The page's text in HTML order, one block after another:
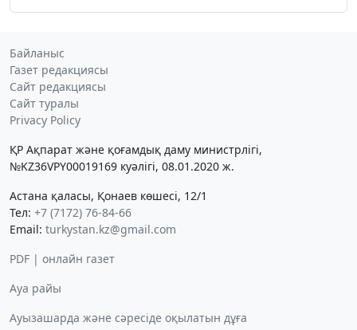
Байланыс
Газет редакциясы
Сайт редакциясы
Сайт туралы
Privacy Policy
ҚР Ақпарат және қоғамдық даму министрлігі,
№KZ36VPY00019169 куәлігі, 08.01.2020 ж.
Астана қаласы, Қонаев көшесі, 12/1
Тел: +7 (7172) 76-84-66
Email: turkystan.kz@gmail.com
PDF | онлайн газет
Ауа райы
Ауызашарда және сәресіде оқылатын дұға